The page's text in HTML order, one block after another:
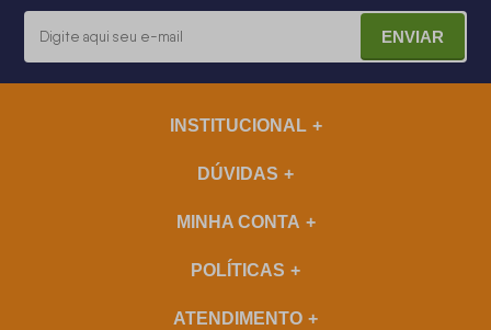
ENVIAR
INSTITUCIONAL
DÚVIDAS
MINHA CONTA
POLÍTICAS
ATENDIMENTO